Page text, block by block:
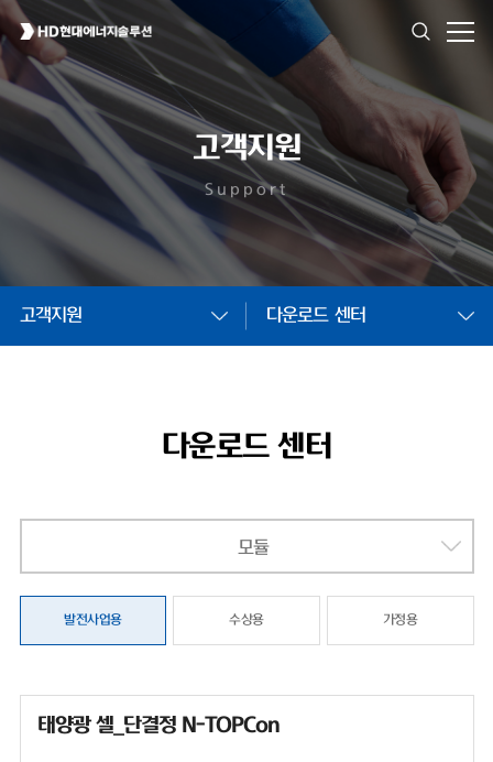
고객지원
Support
고객지원 다운로드 센터
다운로드 센터
모듈
발전사업용 수상용 가정용
태양광 셀_단결정 N-TOPCon